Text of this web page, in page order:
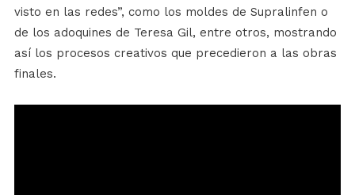
visto en las redes”, como los moldes de Supralinfen o
de los adoquines de Teresa Gil, entre otros, mostrando
así los procesos creativos que precedieron a las obras
finales.